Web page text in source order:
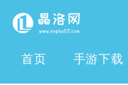
首页 手游下载